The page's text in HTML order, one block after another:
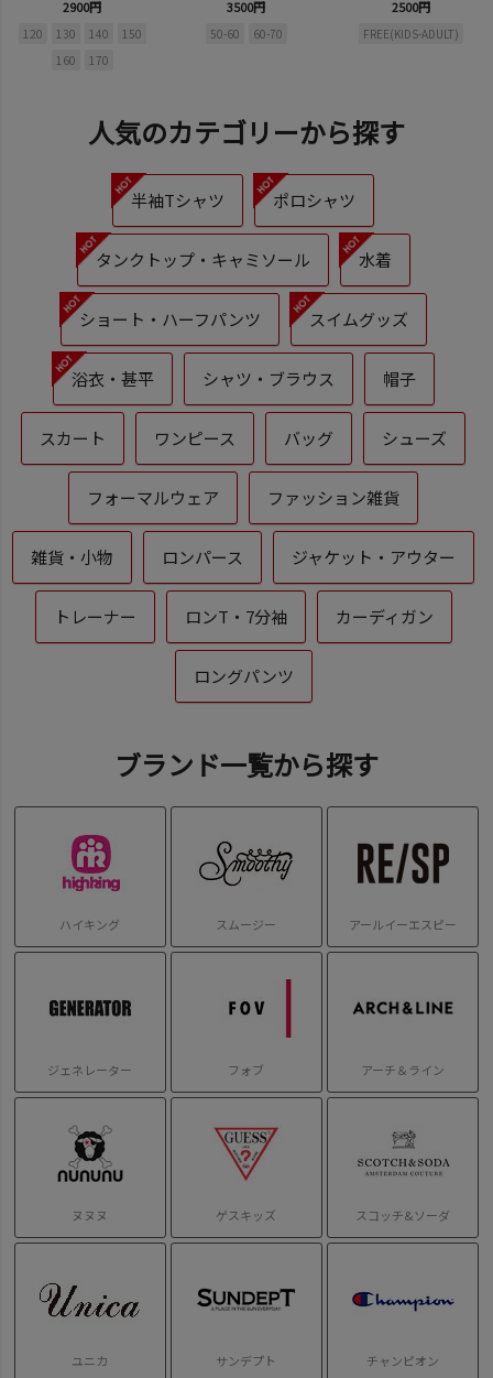
2900円
120 130 140
150
160
170
3500円
50-60 60-70
2500円
FREE(KIDS-ADULT)
人気のカテゴリーから探す
半袖Tシャツ ポロシャツ
タンクトップ・キャミソール 水着
ショート・ハーフパンツ スイムグッズ
浴衣・甚平 シャツ・ブラウス 帽子
スカート ワンピース バッグ シューズ
フォーマルウェア ファッション雑貨
雑貨・小物 ロンパース ジャケット・アウター
トレーナー ロンT・7分袖 カーディガン
ロングパンツ
ブランド一覧から探す
ハイキング スムージー アールイーエスピー
ジェネレーター フォブ アーチ＆ライン
ヌヌヌ ゲスキッズ スコッチ&ソーダ
ユニカ サンデプト チャンピオン